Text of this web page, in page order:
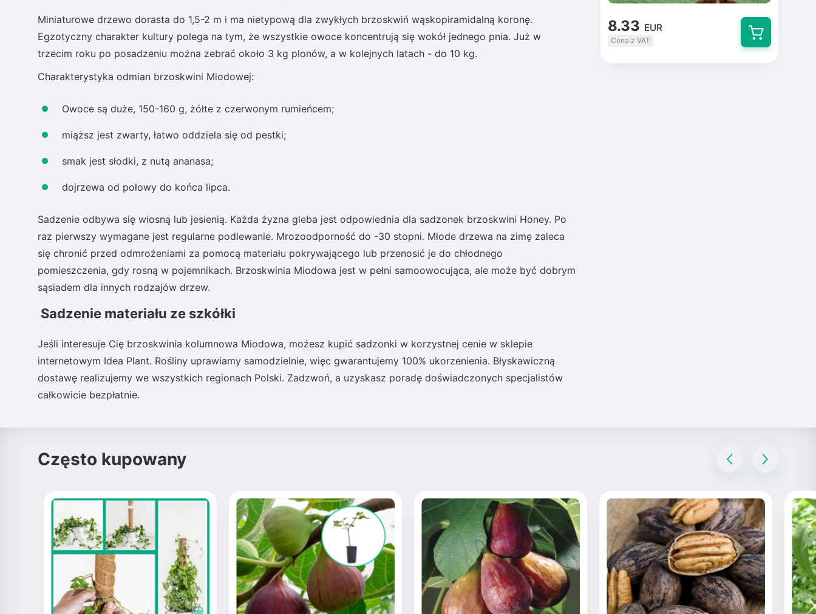
Miniaturowe drzewo dorasta do 1,5-2 m i ma nietypową dla zwykłych brzoskwiń wąskopiramidalną koronę.
Egzotyczny charakter kultury polega na tym, że wszystkie owoce koncentrują się wokół jednego pnia. Już w
trzecim roku po posadzeniu można zebrać około 3 kg plonów, a w kolejnych latach - do 10 kg.
Charakterystyka odmian brzoskwini Miodowej:
Owoce są duże, 150-160 g, żółte z czerwonym rumieńcem;
miąższ jest zwarty, łatwo oddziela się od pestki;
smak jest słodki, z nutą ananasa;
dojrzewa od połowy do końca lipca.
Sadzenie odbywa się wiosną lub jesienią. Każda żyzna gleba jest odpowiednia dla sadzonek brzoskwini Honey. Po
raz pierwszy wymagane jest regularne podlewanie. Mrozoodporność do -30 stopni. Młode drzewa na zimę zaleca
się chronić przed odmrożeniami za pomocą materiału pokrywającego lub przenosić je do chłodnego
pomieszczenia, gdy rosną w pojemnikach. Brzoskwinia Miodowa jest w pełni samoowocująca, ale może być dobrym
sąsiadem dla innych rodzajów drzew.
Sadzenie materiału ze szkółki
Jeśli interesuje Cię brzoskwinia kolumnowa Miodowa, możesz kupić sadzonki w korzystnej cenie w sklepie
internetowym Idea Plant. Rośliny uprawiamy samodzielnie, więc gwarantujemy 100% ukorzenienia. Błyskawiczną
dostawę realizujemy we wszystkich regionach Polski. Zadzwoń, a uzyskasz poradę doświadczonych specjalistów
całkowicie bezpłatnie.
8.33 EUR
Cena z VAT
Często kupowany